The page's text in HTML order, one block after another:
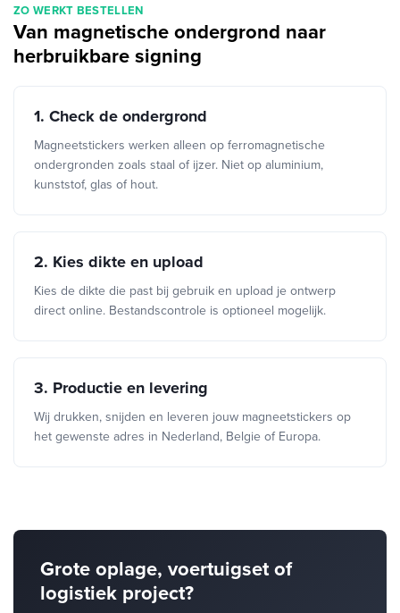
ZO WERKT BESTELLEN
Van magnetische ondergrond naar
herbruikbare signing
1. Check de ondergrond
Magneetstickers werken alleen op ferromagnetische
ondergronden zoals staal of ijzer. Niet op aluminium,
kunststof, glas of hout.
2. Kies dikte en upload
Kies de dikte die past bij gebruik en upload je ontwerp
direct online. Bestandscontrole is optioneel mogelijk.
3. Productie en levering
Wij drukken, snijden en leveren jouw magneetstickers op
het gewenste adres in Nederland, Belgie of Europa.
Grote oplage, voertuigset of
logistiek project?